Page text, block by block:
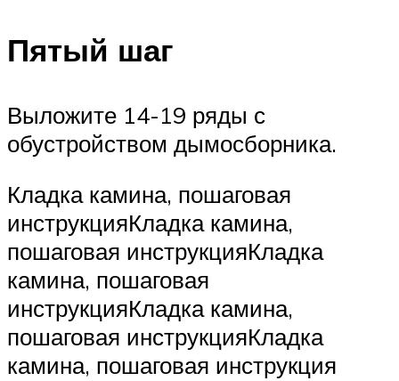
Пятый шаг
Выложите 14-19 ряды с
обустройством дымосборника.
Кладка камина, пошаговая
инструкцияКладка камина,
пошаговая инструкцияКладка
камина, пошаговая
инструкцияКладка камина,
пошаговая инструкцияКладка
камина, пошаговая инструкция